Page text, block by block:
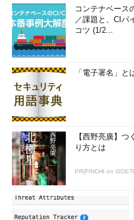
コンテナベース
／課題と、CIパ
コツ (1/2...
「電子署名」
【西野亮廣】
り方とは
PR(FINCHI on